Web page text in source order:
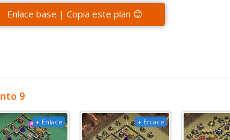
Enlace base | Copia este plan 😊
9
+ Enlace + Enlace